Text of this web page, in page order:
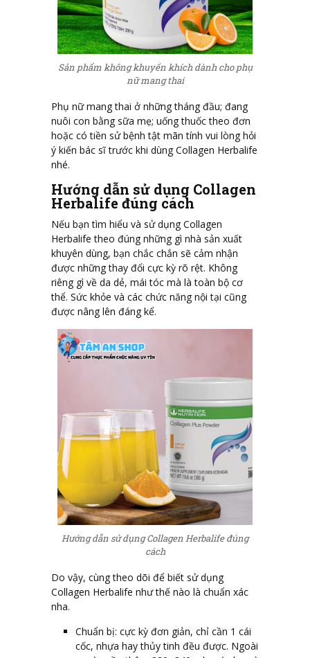
Sản phẩm không khuyến khích dành cho phụ
nữ mang thai
Phụ nữ mang thai ở những tháng đầu; đang
nuôi con bằng sữa mẹ; uống thuốc theo đơn
hoặc có tiền sử bệnh tật mãn tính vui lòng hỏi
ý kiến bác sĩ trước khi dùng Collagen Herbalife
nhé.
Hướng dẫn sử dụng Collagen
Herbalife đúng cách
Nếu bạn tìm hiểu và sử dụng Collagen
Herbalife theo đúng những gì nhà sản xuất
khuyên dùng, bạn chắc chắn sẽ cảm nhận
được những thay đổi cực kỳ rõ rệt. Không
riêng gì về da dẻ, mái tóc mà là toàn bộ cơ
thể. Sức khỏe và các chức năng nội tại cũng
được nâng lên đáng kể.
Hướng dẫn sử dụng Collagen Herbalife đúng
cách
Do vậy, cùng theo dõi để biết sử dụng
Collagen Herbalife như thế nào là chuẩn xác
nha.
Chuẩn bị: cực kỳ đơn giản, chỉ cần 1 cái
cốc, nhựa hay thủy tinh đều được. Ngoài